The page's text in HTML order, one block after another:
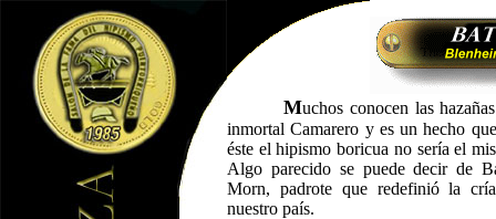
Muchos conocen las
inmortal Camarero y es un hecho
éste el hipismo boricua no sería el
Algo parecido se puede decir de
Morn, padrote que redefinió la
nuestro país.